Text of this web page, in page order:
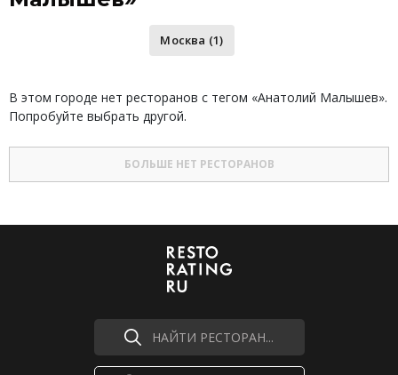
Москва (1)
В этом городе нет ресторанов с тегом «Анатолий Малышев».
Попробуйте выбрать другой.
БОЛЬШЕ НЕТ РЕСТОРАНОВ
НАЙТИ РЕСТОРАН...